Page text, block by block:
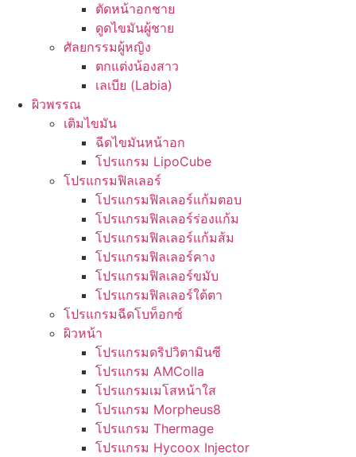
ตัดหน้าอกชาย
ดูดไขมันผู้ชาย
ศัลยกรรมผู้หญิง
ตกแต่งน้องสาว
เลเบีย (Labia)
ผิวพรรณ
เติมไขมัน
ฉีดไขมันหน้าอก
โปรแกรม LipoCube
โปรแกรมฟิลเลอร์
โปรแกรมฟิลเลอร์แก้มตอบ
โปรแกรมฟิลเลอร์ร่องแก้ม
โปรแกรมฟิลเลอร์แก้มส้ม
โปรแกรมฟิลเลอร์คาง
โปรแกรมฟิลเลอร์ขมับ
โปรแกรมฟิลเลอร์ใต้ตา
โปรแกรมฉีดโบท็อกซ์
ผิวหน้า
โปรแกรมดริปวิตามินซี
โปรแกรม AMColla
โปรแกรมเมโสหน้าใส
โปรแกรม Morpheus8
โปรแกรม Thermage
โปรแกรม Hycoox Injector